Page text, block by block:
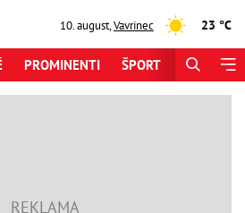
10. august,Vavrinec 23 °C
PROMINENTI ŠPORT